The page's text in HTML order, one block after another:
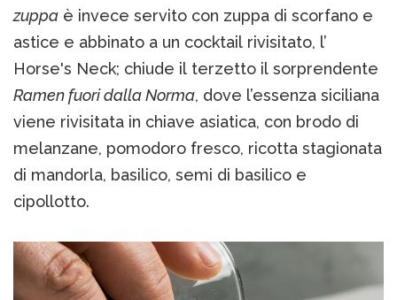
zuppa è invece servito con zuppa di scorfano e
astice e abbinato a un cocktail rivisitato, l’
Horse's Neck; chiude il terzetto il sorprendente
Ramen fuori dalla Norma, dove l’essenza siciliana
viene rivisitata in chiave asiatica, con brodo di
melanzane, pomodoro fresco, ricotta stagionata
di mandorla, basilico, semi di basilico e
cipollotto.